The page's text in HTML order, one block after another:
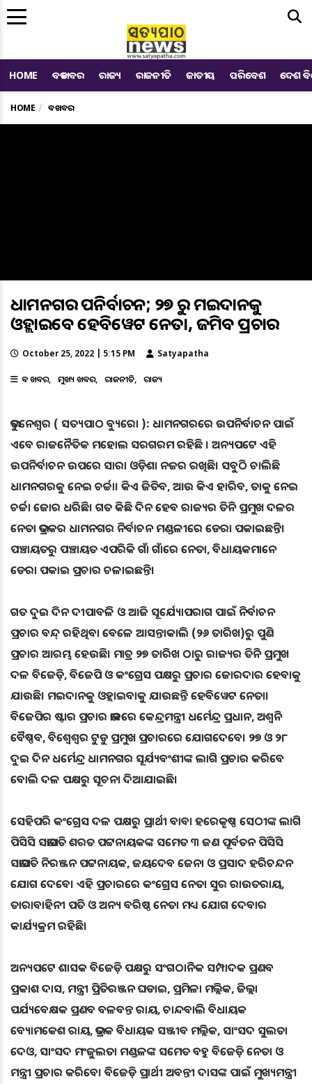
HOME ବଡ ଖବର ରାଜ୍ୟ ରାଜନୀତି ଜାତୀୟ ପରିବେଶ ଦେଶ
HOME ବଡ ଖବର
ଧାମନଗର ଉପନିର୍ବାଚନ; ୨୭ ରୁ ମଇଦାନକୁ
ଓହ୍ଲାଇବେ ହେବିୱେଟ ନେତା, ଜମିବ ପ୍ରଚାର
October 25, 2022 | 5:15 PM Satyapatha
ବଡ ଖବର ମୁଖ୍ୟ ଖବର ରାଜନୀତି ରାଜ୍ୟ
ଭୁବନେଶ୍ୱର ( ସତ୍ୟପାଠ ବ୍ୟୁରୋ ): ଧାମନଗରରେ ଉପନିର୍ବାଚନ ପାଇଁ
ଏବେ ରାଜନୈତିକ ମହୋଲ ସରଗରମ ରହିଛି । ଅନ୍ୟପଟେ ଏହି
ଉପନିର୍ବାଚନ ଉପରେ ସାରା ଓଡ଼ିଶା ନଜର ରଖିଛି। ସବୁଠି ଚାଲିଛି
ଧାମନଗରକୁ ନେଇ ଚର୍ଚ୍ଚା। କିଏ ଜିତିବ, ଆଉ କିଏ ହାରିବ, ତାକୁ ନେଇ
ଚର୍ଚ୍ଚା ଜୋର ଧରିଛି। ଗତ କିଛି ଦିନ ହେବ ରାଜ୍ୟର ତିନି ପ୍ରମୁଖ ଦଳର
ନେତା ଭଦ୍ରକର ଧାମନଗର ନିର୍ବାଚନ ମଣ୍ଡଳୀରେ ଡେରା ପକାଇଛନ୍ତି।
ପଞ୍ଚାୟତରୁ ପଞ୍ଚାୟତ ଏପରିକି ଗାଁ ଗାଁରେ ନେତା, ବିଧାୟକମାନେ
ଡେରା ପକାଇ ପ୍ରଚାର ଚଳାଇଛନ୍ତି।
ଗତ ଦୁଇ ଦିନ ଦୀପାବଳି ଓ ଆଜି ସୂର୍ଯ୍ୟୋପରାଗ ପାଇଁ ନିର୍ବାଚନ
ପ୍ରଚାର ବନ୍ଦ୍ ରହିଥିବା ବେଳେ ଆସନ୍ତାକାଲି (୨୬ ତାରିଖ)ରୁ ପୁଣି
ପ୍ରଚାର ଆରମ୍ଭ ହେଉଛି। ମାତ୍ର ୨୭ ତାରିଖ ଠାରୁ ରାଜ୍ୟର ତିନି ପ୍ରମୁଖ
ଦଳ ବିଜେଡ଼ି, ବିଜେପି ଓ କଂଗ୍ରେସ ପକ୍ଷରୁ ପ୍ରଚାର ଜୋରଦାର ହେବାକୁ
ଯାଉଛି। ମଇଦାନକୁ ଓହ୍ଲାଇବାକୁ ଯାଉଛନ୍ତି ହେବିୱେଟ ନେତା।
ବିଜେପିର ଷ୍ଟାର ପ୍ରଚାର ଭାବରେ କେନ୍ଦ୍ରମନ୍ତ୍ରୀ ଧର୍ମେନ୍ଦ୍ର ପ୍ରଧାନ, ଅଶ୍ୱନି
ବୈଷ୍ଣବ, ବିଶ୍ବେଶ୍ବର ଟୁଡୁ ପ୍ରମୁଖ ପ୍ରଚାରରେ ଯୋଗଦେବେ। ୨୭ ଓ ୨୮
ଦୁଇ ଦିନ ଧର୍ମେନ୍ଦ୍ର ଧାମନଗର ସୂର୍ଯ୍ୟବଂଶୀଙ୍କ ଲାଗି ପ୍ରଚାର କରିବେ
ବୋଲି ଦଳ ପକ୍ଷରୁ ସୂଚନା ଦିଆଯାଇଛି।
ସେହିପରି କଂଗ୍ରେସ ଦଳ ପକ୍ଷରୁ ପ୍ରାର୍ଥୀ ବାବା ହରେକୃଷ୍ଣ ସେଠୀଙ୍କ ଲାଗି
ପିସିସି ସଭାପତି ଶରତ ପଟ୍ଟନାୟକଙ୍କ ସମେତ ୩ ଜଣ ପୂର୍ବତନ ପିସିସି
ସଭାପତି ନିରଞ୍ଜନ ପଟ୍ଟନାୟକ, ଜୟଦେବ ଜେନା ଓ ପ୍ରସାଦ ହରିଚନ୍ଦନ
ଯୋଗ ଦେବେ। ଏହି ପ୍ରଚାରରେ କଂଗ୍ରେସ ନେତା ସୁର ରାଉତରାୟ,
ତାରାବାହିନୀ ପତି ଓ ଅନ୍ୟ ବରିଷ୍ଠ ନେତା ମଧ୍ୟ ଯୋଗ ଦେବାର
କାର୍ଯ୍ୟକ୍ରମ ରହିଛି।
ଅନ୍ୟପଟେ ଶାସକ ବିଜେଡ଼ି ପକ୍ଷରୁ ସଂଗଠାନିକ ସମ୍ପାଦକ ପ୍ରଣବ
ପ୍ରକାଶ ଦାସ, ମନ୍ତ୍ରୀ ପ୍ରିତିରଞ୍ଜନ ଘଡାଇ, ପ୍ରମିଳା ମଲ୍ଲିକ, ଜିଲ୍ଲା
ପର୍ଯ୍ୟବେକ୍ଷକ ପ୍ରଣବ ବଳବନ୍ତ ରାୟ, ଚାନ୍ଦବାଲି ବିଧାୟକ
ବ୍ୟୋମକେଶ ରାୟ, ଭଦ୍ରକ ବିଧାୟକ ସଞ୍ଜୀବ ମଲ୍ଲିକ, ସାଂସଦ ସୁଲତା
ଦେଓ, ସାଂସଦ ମଂଜୁଲତା ମଣ୍ଡଳଙ୍କ ସମେତ ବହୁ ବିଜେଡ଼ି ନେତା ଓ
ମନ୍ତ୍ରୀ ପ୍ରଚାର କରିବେ। ବିଜେଡ଼ି ପ୍ରାର୍ଥୀ ଅବନ୍ତୀ ଦାସଙ୍କ ପାଇଁ ମୁଖ୍ୟମନ୍ତ୍ରୀ